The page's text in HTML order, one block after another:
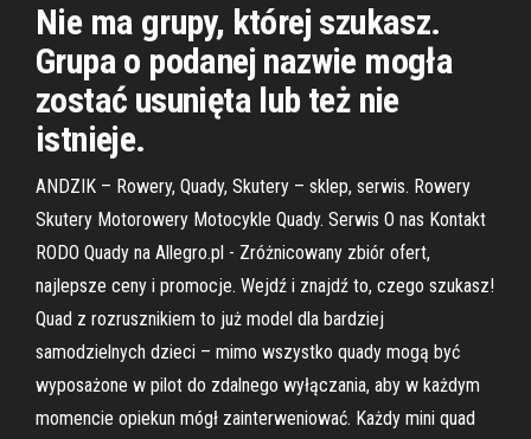
Nie ma grupy, której szukasz.
Grupa o podanej nazwie mogła
zostać usunięta lub też nie
istnieje.
ANDZIK – Rowery, Quady, Skutery – sklep, serwis. Rowery
Skutery Motorowery Motocykle Quady. Serwis O nas Kontakt
RODO Quady na Allegro.pl - Zróżnicowany zbiór ofert,
najlepsze ceny i promocje. Wejdź i znajdź to, czego szukasz!
Quad z rozrusznikiem to już model dla bardziej
samodzielnych dzieci – mimo wszystko quady mogą być
wyposażone w pilot do zdalnego wyłączania, aby w każdym
momencie opiekun mógł zainterweniować. Każdy mini quad